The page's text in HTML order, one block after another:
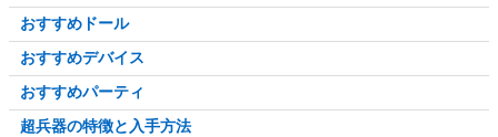
おすすめドール
おすすめデバイス
おすすめパーティ
超兵器の特徴と入手方法